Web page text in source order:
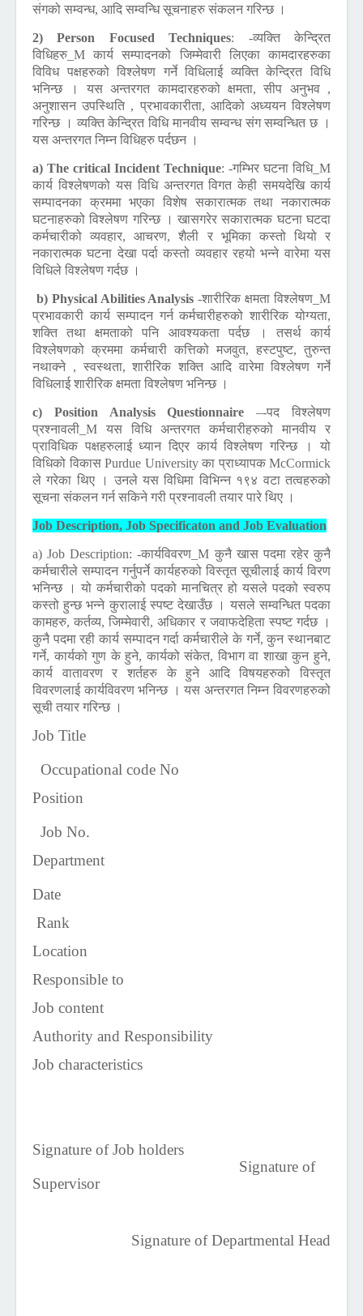
संगको सम्वन्ध, आदि सम्वन्धि सूचनाहरु संकलन गरिन्छ ।
2) Person Focused Techniques: -व्यक्ति केन्द्रित
विधिहरु_M कार्य सम्पादनको जिम्मेवारी लिएका कामदारहरुका
विविध पक्षहरुको विश्लेषण गर्ने विधिलाई व्यक्ति केन्द्रित विधि
भनिन्छ । यस अन्तरगत कामदारहरुको क्षमता, सीप अनुभव ,
अनुशासन उपस्थिति , प्रभावकारीता, आदिको अध्ययन विश्लेषण
गरिन्छ । व्यक्ति केन्द्रित विधि मानवीय सम्वन्ध संग सम्वन्धित छ ।
यस अन्तरगत निम्न विधिहरु पर्दछन ।
a) The critical Incident Technique: -गम्भिर घटना विधि_M
कार्य विश्लेषणको यस विधि अन्तरगत विगत केही समयदेखि कार्य
सम्पादनका क्रममा भएका विशेष सकारात्मक तथा नकारात्मक
घटनाहरुको विश्लेषण गरिन्छ । खासगरेर सकारात्मक घटना घटदा
कर्मचारीको व्यवहार, आचरण, शैली र भूमिका कस्तो थियो र
नकारात्मक घटना देखा पर्दा कस्तो व्यवहार रहयो भन्ने वारेमा यस
विधिले विश्लेषण गर्दछ ।
b) Physical Abilities Analysis -शारीरिक क्षमता विश्लेषण_M
प्रभावकारी कार्य सम्पादन गर्न कर्मचारीहरुको शारीरिक योग्यता,
शक्ति तथा क्षमताको पनि आवश्यकता पर्दछ । तसर्थ कार्य
विश्लेषणको क्रममा कर्मचारी कत्तिको मजवुत, हस्टपुष्ट, तुरुन्त
नथाक्ने , स्वस्थता, शारीरिक शक्ति आदि वारेमा विश्लेषण गर्ने
विधिलाई शारीरिक क्षमता विश्लेषण भनिन्छ ।
c) Position Analysis Questionnaire
–-पद विश्लेषण
प्रश्नावली_M यस विधि अन्तरगत कर्मचारीहरुको मानवीय र
प्राविधिक पक्षहरुलाई ध्यान दिएर कार्य विश्लेषण गरिन्छ । यो
विधिको विकास Purdue University का प्राध्यापक McCormick
ले गरेका थिए । उनले यस विधिमा विभिन्न १९४ वटा तत्वहरुको
सूचना संकलन गर्न सकिने गरी प्रश्नावली तयार पारे थिए ।
Job Description, Job Specificaton and Job Evaluation
a) Job Description:-कार्यविवरण_M कुनै खास पदमा रहेर कुनै
कर्मचारीले सम्पादन गर्नुपर्ने कार्यहरुको विस्तृत सूचीलाई कार्य विरण
भनिन्छ । यो कर्मचारीको पदको मानचित्र हो यसले पदको स्वरुप
कस्तो हुन्छ भन्ने कुरालाई स्पष्ट देखाउँछ । यसले सम्वन्धित पदका
कामहरु, कर्तव्य, जिम्मेवारी, अधिकार र जवाफदेहिता स्पष्ट गर्दछ ।
कुनै पदमा रही कार्य सम्पादन गर्दा कर्मचारीले के गर्ने, कुन स्थानबाट
गर्ने, कार्यको गुण के हुने, कार्यको संकेत, विभाग वा शाखा कुन हुने,
कार्य वातावरण र शर्तहरु के हुने आदि विषयहरुको विस्तृत
विवरणलाई कार्यविवरण भनिन्छ । यस अन्तरगत निम्न विवरणहरुको
सूची तयार गरिन्छ ।
Job Title
Occupational code No
Position
Job No.
Department
Date
Rank
Location
Responsible to
Job content
Authority and Responsibility
Job characteristics
Signature of Job holders
Signature of
Supervisor
Signature of Departmental Head